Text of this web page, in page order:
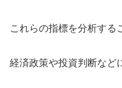
これらの指標を分析する
経済政策や投資判断など